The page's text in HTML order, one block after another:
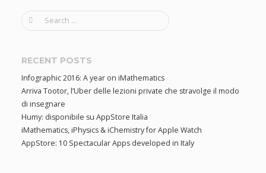
i
n
S
e
r
h
f
o
r
:
RECENT POSTS
Infographic 2016: A year on iMathematics
Arriva Tootor, l’Uber delle lezioni private che stravolge il modo
di insegnare
Humy: disponibile su AppStore Italia
iMathematics, iPhysics & iChemistry for Apple Watch
AppStore: 10 Spectacular Apps developed in Italy